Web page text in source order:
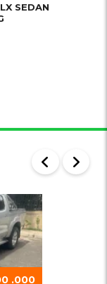
SEDAN
.000